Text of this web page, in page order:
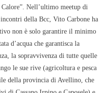
Nell’ultimo meetup di
della Bcc, Vito Carbone ha
non è solo garantire il minimo
d’acqua che garantisca la
la sopravvivenza di tutte quelle
le sue rive (agricoltura e pesca
della provincia di Avellino, che